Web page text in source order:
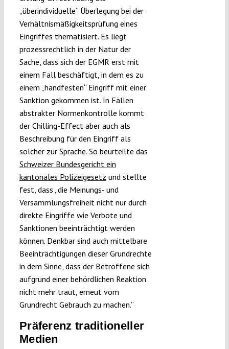
„überindividuelle“ Überlegung bei der
Verhältnismäßigkeitsprüfung eines
Eingriffes thematisiert. Es liegt
prozessrechtlich in der Natur der
Sache, dass sich der EGMR erst mit
einem Fall beschäftigt, in dem es zu
einem „handfesten“ Eingriff mit einer
Sanktion gekommen ist. In Fällen
abstrakter Normenkontrolle kommt
der Chilling-Effect aber auch als
Beschreibung für den Eingriff als
solcher zur Sprache. So beurteilte das
Schweizer Bundesgericht ein
kantonales Polizeigesetz und stellte
fest, dass „die Meinungs- und
Versammlungsfreiheit nicht nur durch
direkte Eingriffe wie Verbote und
Sanktionen beeinträchtigt werden
können. Denkbar sind auch mittelbare
Beeinträchtigungen dieser Grundrechte
in dem Sinne, dass der Betroffene sich
aufgrund einer behördlichen Reaktion
nicht mehr traut, erneut vom
Grundrecht Gebrauch zu machen.”
Präferenz traditioneller
Medien